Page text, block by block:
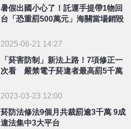
暑假出國小心了！託運手提帶1物回
台「恐重罰500萬元」海關當場銷毀
2025-06-21 14:27
「菸害防制」新法上路！7項修正一
次看 嚴禁電子菸違者最高罰5千萬
2023-03-23 12:00
菸防法修法9個月共裁罰逾3千萬 9成
違法集中3大平台